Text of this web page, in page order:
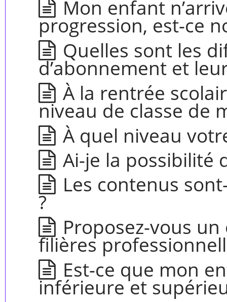
Mon enfant
progression, est-ce
Quelles sont les
d’abonnement et
À la rentrée
niveau de classe de
À quel niveau
Ai-je la possibilité
Les contenus
?
Proposez-vous
filières
Est-ce que mon
inférieure et